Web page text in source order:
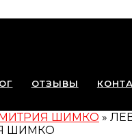
ОТЗЫВЫ
ШИМКО »